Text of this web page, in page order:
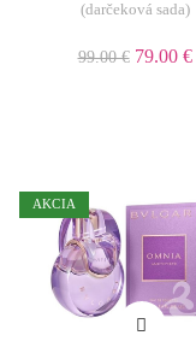
(darčeková sada)
99.00 € 79.00 €
AKCIA